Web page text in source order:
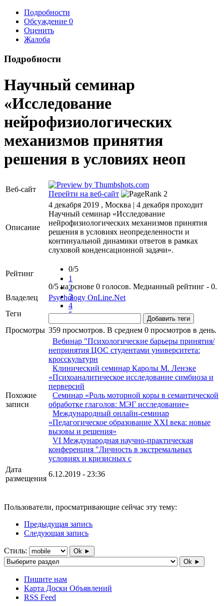
Подробности
Обсуждение 0
Оценить
Жалоба
Подробности
Научный семинар
«Исследование
нейрофизиологических
механизмов принятия
решения в условиях неоп
Веб-сайт
Перейти на веб-сайт
Описание
4 декабря 2019 , Москва | 4 декабря проходит
Научный семинар «Исследование
нейрофизиологических механизмов принятия
решения в условиях неопределенности и
континуальной динамики ответов в рамках
слуховой конденсационной задачи».
Рейтинг
0/5
1
2
3
4
5
0/5 на основе 0 голосов. Медианный рейтинг - 0.
Владелец
Psychology OnLine.Net
Теги
Добавить теги
Просмотры 359 просмотров. В среднем 0 просмотров в день.
Похожие
записи
Вебинар "Психологические барьеры принятия/
непринятия ЦОС студентами университета:
кросскультурн
Клинический семинар Каролы М. Ленэке
«Психоаналитическое исследование симбиоза и
перверсий
Семинар «Роль моторной коры в семантической
обработке глаголов: МЭГ исследование»
Международный онлайн-семинар
«Педагогическое образование XXI века: новые
вызовы и решения»
VI Международная научно-практическая
конференция "Личность в экстремальных
условиях и кризисных с
Дата
размещения
6.12.2019 - 23:36
Пользователи, просматривающие сейчас эту тему:
Предыдущая запись
Следующая запись
Стиль:
Ok ►
Ok ►
Пишите нам
Карта Доски Объявлений
RSS Feed